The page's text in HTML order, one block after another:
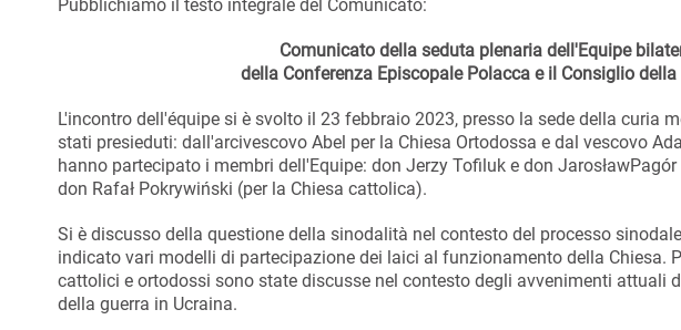
Pubblichiamo il testo integrale del Comunicato:
Comunicato della seduta plenaria dell'Equipe
della Conferenza Episcopale Polacca e il Consiglio
L'incontro dell'équipe si è svolto il 23 febbraio 2023, presso la sede della curia
stati presieduti: dall'arcivescovo Abel per la Chiesa Ortodossa e dal vescovo
hanno partecipato i membri dell'Equipe: don Jerzy Tofiluk e don
don Rafał Pokrywiński (per la Chiesa cattolica).
Si è discusso della questione della sinodalità nel contesto del processo
indicato vari modelli di partecipazione dei laici al funzionamento della Chiesa.
cattolici e ortodossi sono state discusse nel contesto degli avvenimenti attuali
della guerra in Ucraina.